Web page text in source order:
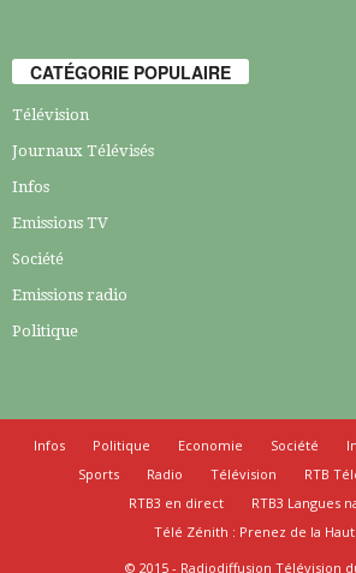
CATÉGORIE POPULAIRE
Télévision
Journaux Télévisés
Infos
Emissions TV
Société
Emissions radio
Politique
Infos Politique Economie Société
Sports
Radio Télévision
RTB
RTB3 en direct
RTB3 Langues
Télé Zénith : Prenez de la
© 2015 - Radiodiffusion Télévision